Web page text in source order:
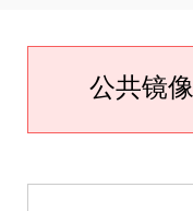
公共镜像